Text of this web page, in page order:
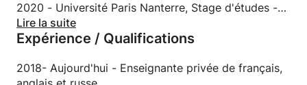
2020 - Université Paris Nanterre, Stage d'études -
niveau Master, Langues et cultures étrangères,
Traduction, interprétation (français, anglais, russe)
Lire la suite
Expérience / Qualifications
2018- Aujourd'hui - Enseignante privée de français,